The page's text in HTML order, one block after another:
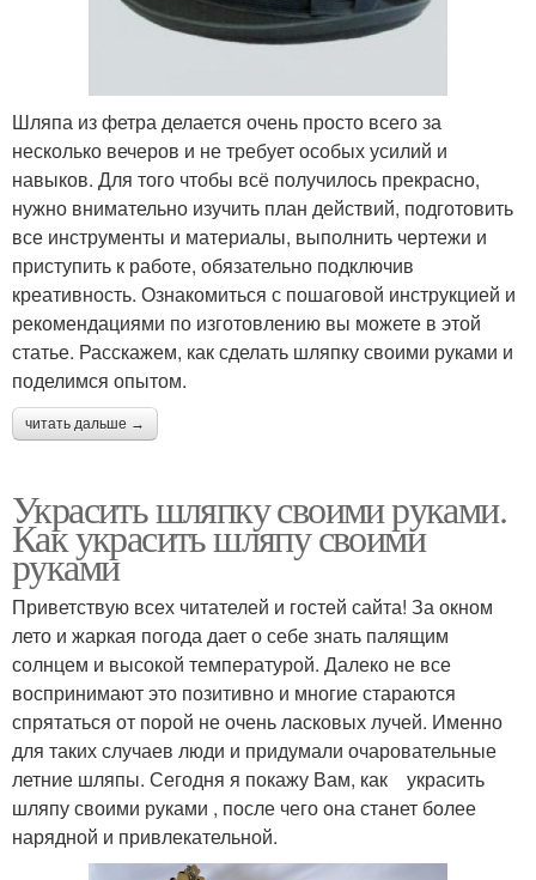
Шляпа из фетра делается очень просто всего за
несколько вечеров и не требует особых усилий и
навыков. Для того чтобы всё получилось прекрасно,
нужно внимательно изучить план действий, подготовить
все инструменты и материалы, выполнить чертежи и
приступить к работе, обязательно подключив
креативность. Ознакомиться с пошаговой инструкцией и
рекомендациями по изготовлению вы можете в этой
статье. Расскажем, как сделать шляпку своими руками и
поделимся опытом.
читать дальше →
Украсить шляпку своими руками.
Как украсить шляпу своими
руками
Приветствую всех читателей и гостей сайта! За окном
лето и жаркая погода дает о себе знать палящим
солнцем и высокой температурой. Далеко не все
воспринимают это позитивно и многие стараются
спрятаться от порой не очень ласковых лучей. Именно
для таких случаев люди и придумали очаровательные
летние шляпы. Сегодня я покажу Вам, как украсить
шляпу своими руками , после чего она станет более
нарядной и привлекательной.